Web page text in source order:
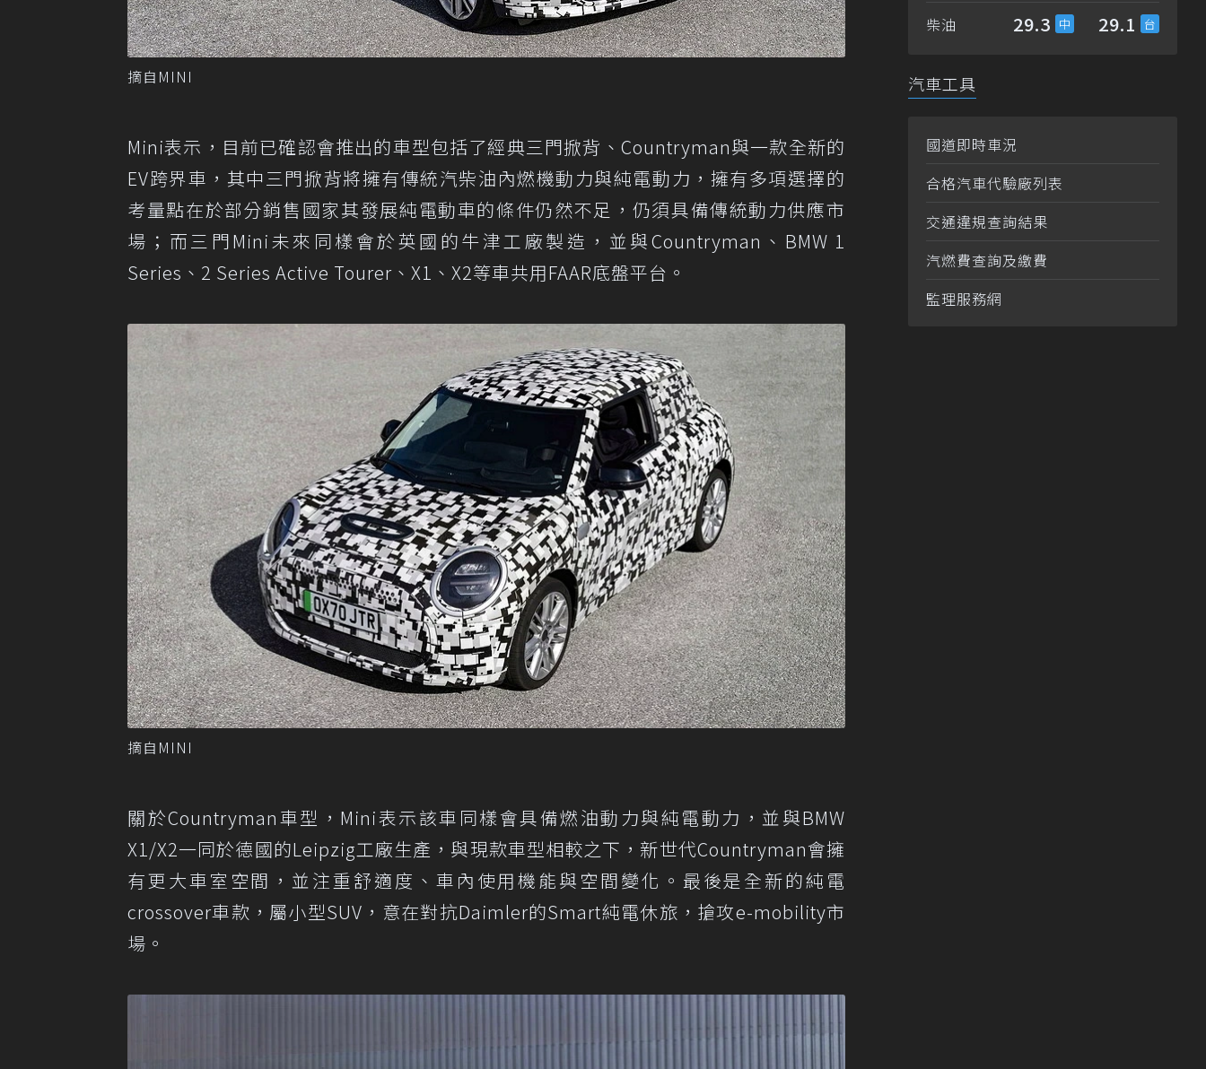
摘自MINI
Mini表示，目前已確認會推出的車型包括了經典三門掀背、Countryman與一款全新的
EV跨界車，其中三門掀背將擁有傳統汽柴油內燃機動力與純電動力，擁有多項選擇的
考量點在於部分銷售國家其發展純電動車的條件仍然不足，仍須具備傳統動力供應市
場；而三門Mini未來同樣會於英國的牛津工廠製造，並與Countryman、BMW 1
Series、2 Series Active Tourer、X1、X2等車共用FAAR底盤平台。
摘自MINI
關於Countryman車型，Mini表示該車同樣會具備燃油動力與純電動力，並與BMW
X1/X2一同於德國的Leipzig工廠生產，與現款車型相較之下，新世代Countryman會擁
有更大車室空間，並注重舒適度、車內使用機能與空間變化。最後是全新的純電
crossover車款，屬小型SUV，意在對抗Daimler的Smart純電休旅，搶攻e-mobility市
場。
柴油 29.3 29.1
汽車工具
國道即時車況
合格汽車代驗廠列表
交通違規查詢結果
汽燃費查詢及繳費
監理服務網